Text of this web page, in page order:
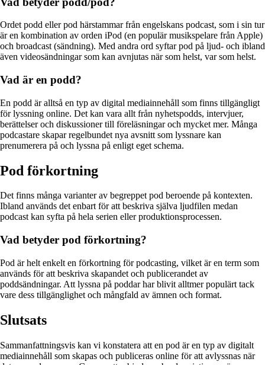
Ordet podd eller pod härstammar från engelskans podcast, som i sin tur
är en kombination av orden iPod (en populär musikspelare från Apple)
och broadcast (sändning). Med andra ord syftar pod på ljud- och ibland
även videosändningar som kan avnjutas när som helst, var som helst.
Vad är en podd?
En podd är alltså en typ av digital mediainnehåll som finns tillgängligt
för lyssning online. Det kan vara allt från nyhetspodds, intervjuer,
berättelser och diskussioner till föreläsningar och mycket mer. Många
podcastare skapar regelbundet nya avsnitt som lyssnare kan
prenumerera på och lyssna på enligt eget schema.
Pod förkortning
Det finns många varianter av begreppet pod beroende på kontexten.
Ibland används det enbart för att beskriva själva ljudfilen medan
podcast kan syfta på hela serien eller produktionsprocessen.
Vad betyder pod förkortning?
Pod är helt enkelt en förkortning för podcasting, vilket är en term som
används för att beskriva skapandet och publicerandet av
poddsändningar. Att lyssna på poddar har blivit alltmer populärt tack
vare dess tillgänglighet och mångfald av ämnen och format.
Slutsats
Sammanfattningsvis kan vi konstatera att en pod är en typ av digitalt
mediainnehåll som skapas och publiceras online för att avlyssnas när